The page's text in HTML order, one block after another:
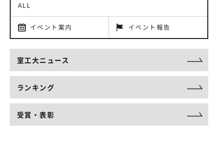
ALL
イベント案内 イベント報告
室工大ニュース
ランキング
受賞・表彰